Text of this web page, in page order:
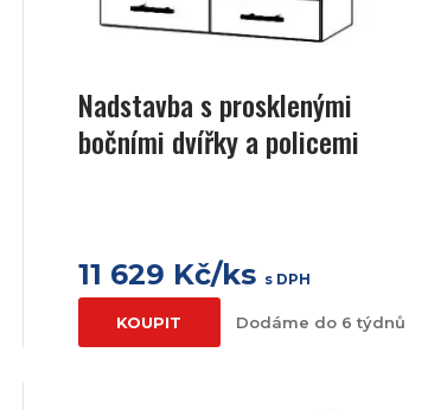
Nadstavba s prosklenými
bočními dvířky a policemi
11 629 Kč/ks s DPH
KOUPIT Dodáme do 6 týdnů